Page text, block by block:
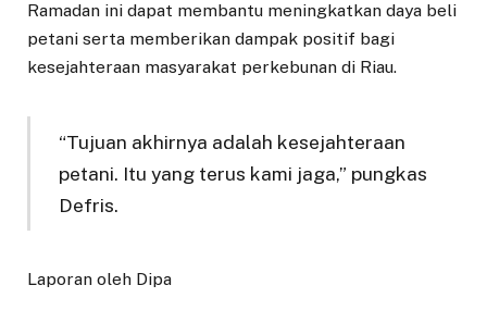
Ramadan ini dapat membantu meningkatkan daya beli
petani serta memberikan dampak positif bagi
kesejahteraan masyarakat perkebunan di Riau.
“Tujuan akhirnya adalah kesejahteraan
petani. Itu yang terus kami jaga,” pungkas
Defris.
Laporan oleh Dipa